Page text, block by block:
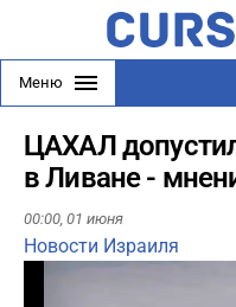
Меню
ЦАХАЛ
в Ливане -
00:00, 01 июня
Новости Израиля